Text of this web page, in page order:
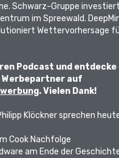
Schwarz-Gruppe
im Spreewald.
Wettervorhersage
Podcast und entdecke
auf
. Vielen Dank!
Klöckner sprechen
Cook Nachfolge
am Ende der